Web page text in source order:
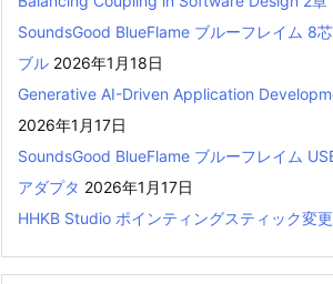
SoundsGood BlueFlame ブルーフレイム 8
ブル 2026年1月18日
Generative AI-Driven Application
2026年1月17日
SoundsGood BlueFlame ブルーフレイム
アダプタ 2026年1月17日
HHKB Studio ポインティングスティック変更